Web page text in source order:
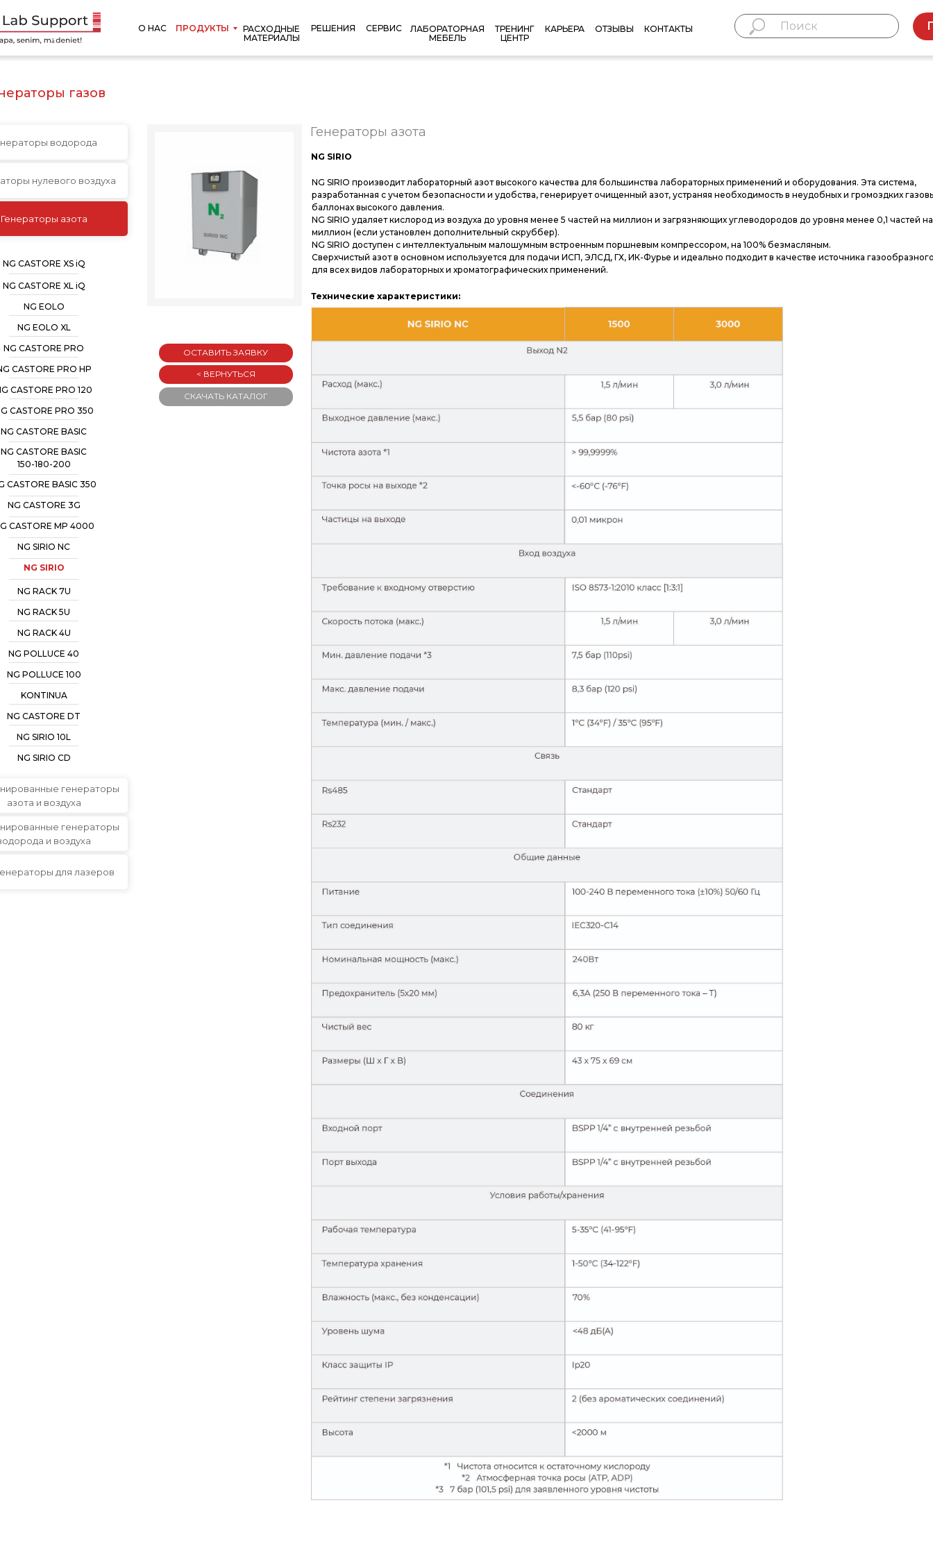
ПРОДУКТЫ
О НАС
РАСХОДНЫЕ
МАТЕРИАЛЫ
РЕШЕНИЯ СЕРВИС
ЛАБОРАТОРНАЯ
МЕБЕЛЬ
ТРЕНИНГ
ЦЕНТР
КАРЬЕРА ОТЗЫВЫ КОНТАКТЫ
NG SIRIO производит лабораторный азот высокого качества для большинства лабораторных применений и оборудования. Эта система,
разработанная с учетом безопасности и удобства, генерирует очищенный азот, устраняя необходимость в неудобных и громоздких
баллонах высокого давления.
NG SIRIO удаляет кислород из воздуха до уровня менее 5 частей на миллион и загрязняющих углеводородов до уровня менее 0,1 частей на
миллион (если установлен дополнительный скруббер).
NG SIRIO доступен с интеллектуальным малошумным встроенным поршневым компрессором, на 100% безмасляным.
Сверхчистый азот в основном используется для подачи ИСП, ЭЛСД, ГХ, ИК-Фурье и идеально подходит в качестве источника
для всех видов лабораторных и хроматографических применений.
NG SIRIO
< ВЕРНУТЬСЯ
ОСТАВИТЬ ЗАЯВКУ
Генераторы азота
СКАЧАТЬ КАТАЛОГ
Технические характеристики:
водорода
Генераторы азота
нулевого воздуха
генераторы
азота и воздуха
генераторы
и воздуха
газов
для лазеров
NG CASTORE XS iQ
NG CASTORE XL iQ
NG EOLO XL
NG EOLO
NG CASTORE PRO
CASTORE PRO HP
CASTORE PRO 350
CASTORE PRO 120
NG CASTORE BASIC
NG CASTORE BASIC
150-180-200
CASTORE BASIC 350
NG CASTORE 3G
CASTORE MP 4000
NG SIRIO NC
NG SIRIO
NG RACK 7U
NG RACK 5U
NG RACK 4U
NG POLLUCE 40
NG POLLUCE 100
KONTINUA
NG CASTORE DT
NG SIRIO 10L
NG SIRIO CD